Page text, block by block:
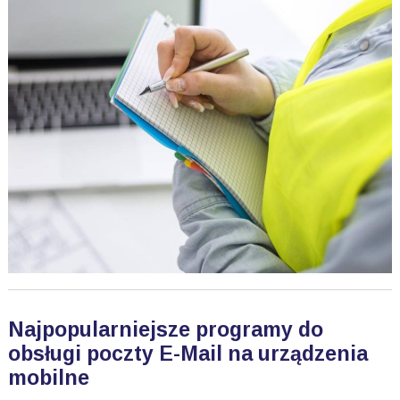
Najpopularniejsze programy do
obsługi poczty E-Mail na urządzenia
mobilne